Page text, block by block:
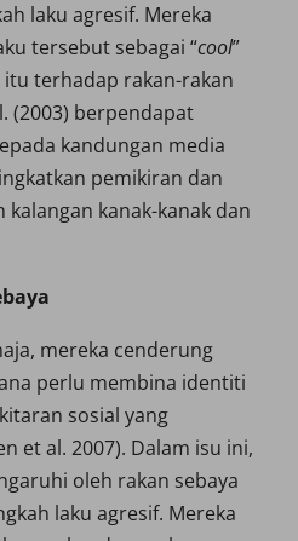
laku agresif. Mereka
tersebut sebagai “cool”
terhadap rakan-rakan
(2003) berpendapat
kandungan media
pemikiran dan
kanak-kanak dan
mereka cenderung
perlu membina identiti
sosial yang
et al. 2007). Dalam isu ini,
oleh rakan sebaya
laku agresif. Mereka